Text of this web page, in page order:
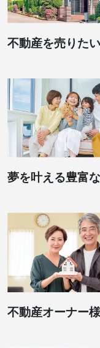
不動産を売りた
夢を叶える豊富
不動産オーナー